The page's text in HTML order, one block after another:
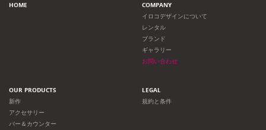
シ
HOME
COMPANY
イロコデザインについて
レンタル
ブランド
ギャラリー
お問い合わせ
OUR PRODUCTS
新作
アクセサリー
バー＆カウンター
LEGAL
規約と条件